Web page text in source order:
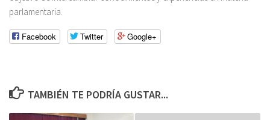
parlamentaria.
Facebook Twitter Google+
TAMBIÉN TE PODRÍA GUSTAR...